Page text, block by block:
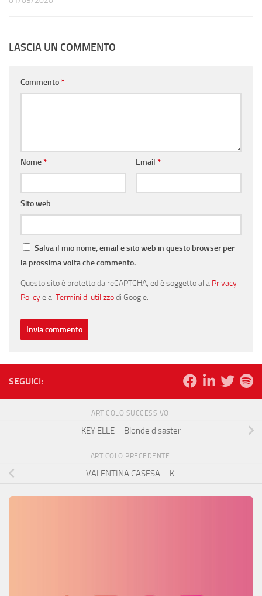
LASCIA UN COMMENTO
Commento*
Nome* Email *
Sito web
Salva il mio nome, email e sito web in questo browser per
la prossima volta che commento.
Questo sito è protetto da reCAPTCHA, ed è soggetto alla Privacy
Policye ai Termini di utilizzodi Google.
SEGUICI:
ARTICOLO SUCCESSIVO
KEY ELLE – Blonde disaster
ARTICOLO PRECEDENTE
VALENTINA CASESA – Ki